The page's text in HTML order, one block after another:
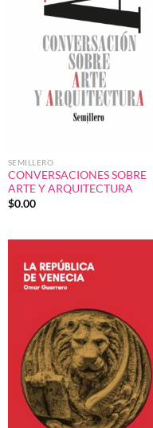
SEMILLERO
CONVERSACIONES SOBRE
ARTE Y ARQUITECTURA
$0.00